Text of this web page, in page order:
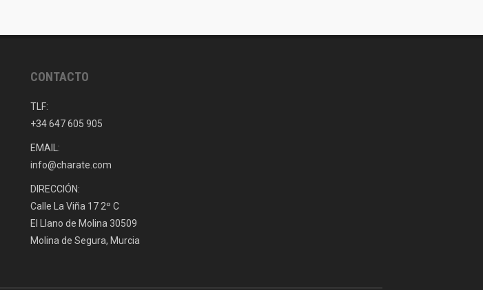
CONTACTO
TLF:
+34 647 605 905
EMAIL:
info@charate.com
DIRECCIÓN:
Calle La Viña 17 2º C
El Llano de Molina 30509
Molina de Segura, Murcia